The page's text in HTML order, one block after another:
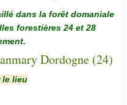
dans la forêt domaniale
forestières 24 et 28
le lieu